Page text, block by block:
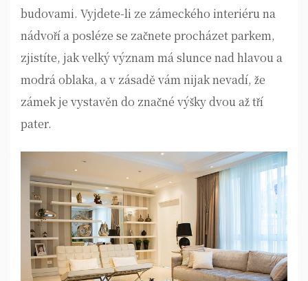
budovami. Vyjdete-li ze zámeckého interiéru na
nádvoří a posléze se začnete procházet parkem,
zjistíte, jak velký význam má slunce nad hlavou a
modrá oblaka, a v zásadě vám nijak nevadí, že
zámek je vystavěn do značné výšky dvou až tří
pater.